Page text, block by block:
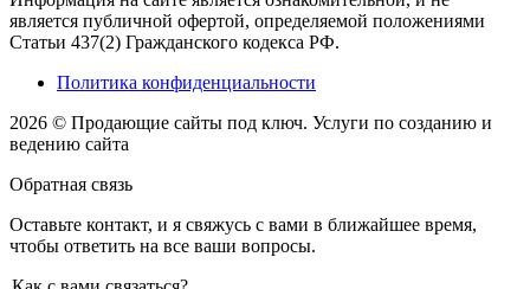
является публичной офертой, определяемой положениями
Статьи 437(2) Гражданского кодекса РФ.
Политика конфиденциальности
2026 © Продающие сайты под ключ. Услуги по созданию и
ведению сайта
Обратная связь
Оставьте контакт, и я свяжусь с вами в ближайшее время,
чтобы ответить на все ваши вопросы.